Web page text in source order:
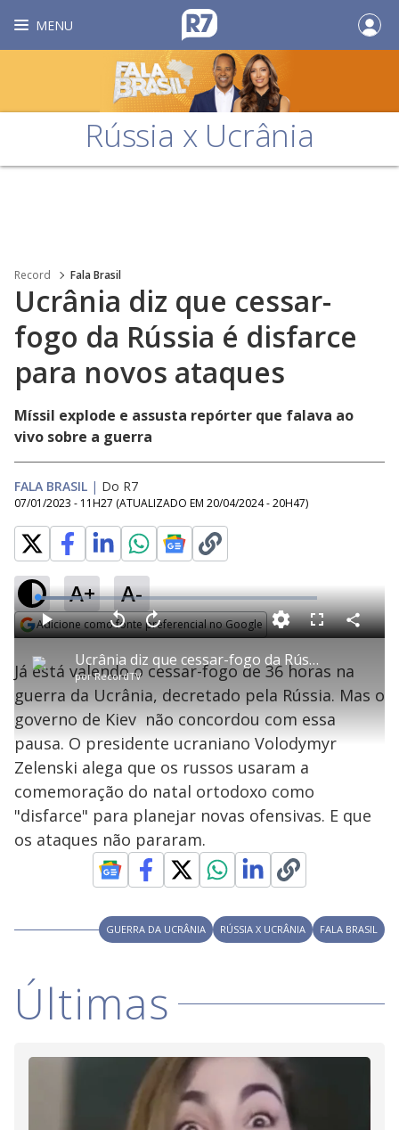
MENU
Rússia x Ucrânia
Record Fala Brasil
Ucrânia diz que cessar-
fogo da Rússia é disfarce
para novos ataques
Míssil explode e assusta repórter que falava ao
vivo sobre a guerra
FALA BRASIL | Do R7
07/01/2023 - 11H27 (ATUALIZADO EM 20/04/2024 - 20H47)
A+ A-
Adicione como fonte preferencial no Google
P
l
a
y
V
i
d
e
o
Ucrânia diz que cessar-fogo da Rússia é disfarce para novos ataques
porRecordTV
P V
t
a
r
0
e
g
n
d
s
A
n
ç
a
1
s
e
u
n
o
s
M
u
L
o
a
d
e
1
5
.
5
7
F
l
s
c
r
n
C
o
a
r
i
l
Já está valendo o cessar-fogo de 36 horas na
guerra da Ucrânia, decretado pela Rússia. Mas o
governo de Kiev não concordou com essa
pausa. O presidente ucraniano Volodymyr
Zelenski alega que os russos usaram a
comemoração do natal ortodoxo como
"disfarce" para planejar novas ofensivas. E que
os ataques não pararam.
GUERRA DA UCRÂNIA RÚSSIA X UCRÂNIA FALA BRASIL
Últimas